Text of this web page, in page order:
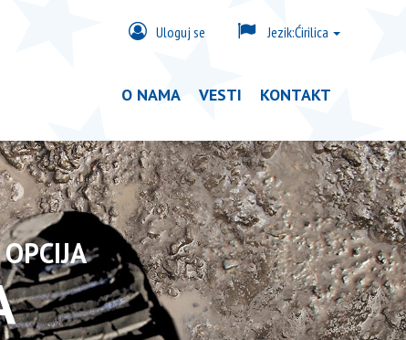
Uloguj se Jezik:Ćirilica
O NAMA VESTI KONTAKT